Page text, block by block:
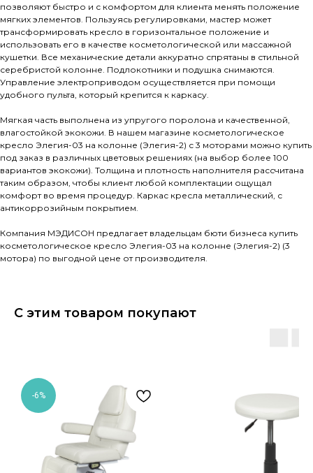
позволяют быстро и с комфортом для клиента менять положение
мягких элементов. Пользуясь регулировками, мастер может
трансформировать кресло в горизонтальное положение и
использовать его в качестве косметологической или массажной
кушетки. Все механические детали аккуратно спрятаны в стильной
серебристой колонне. Подлокотники и подушка снимаются.
Управление электроприводом осуществляется при помощи
удобного пульта, который крепится к каркасу.
Мягкая часть выполнена из упругого поролона и качественной,
влагостойкой экокожи. В нашем магазине косметологическое
кресло Элегия-03 на колонне (Элегия-2) с 3 моторами можно купить
под заказ в различных цветовых решениях (на выбор более 100
вариантов экокожи). Толщина и плотность наполнителя рассчитана
таким образом, чтобы клиент любой комплектации ощущал
комфорт во время процедур. Каркас кресла металлический, с
антикоррозийным покрытием.
Компания МЭДИСОН предлагает владельцам бюти бизнеса купить
косметологическое кресло Элегия-03 на колонне (Элегия-2) (3
мотора) по выгодной цене от производителя.
С этим товаром покупают
-6%